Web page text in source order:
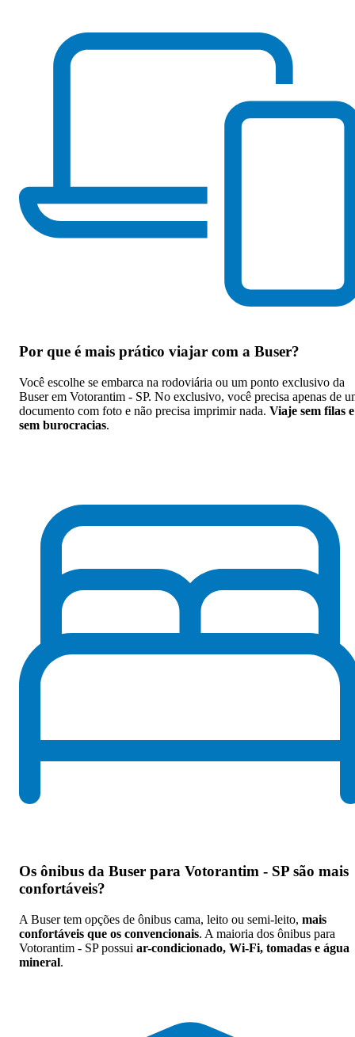
Por que é mais prático viajar com a Buser?
Você escolhe se embarca na rodoviária ou um ponto exclusivo da
Buser em Votorantim - SP. No exclusivo, você precisa apenas de
documento com foto e não precisa imprimir nada. Viaje sem filas e
sem burocracias.
Os ônibus da Buser para Votorantim - SP são mais
confortáveis?
A Buser tem opções de ônibus cama, leito ou semi-leito, mais
confortáveis que os convencionais. A maioria dos ônibus para
Votorantim - SP possui ar-condicionado, Wi-Fi, tomadas e água
mineral.